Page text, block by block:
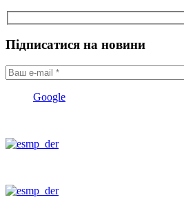
Підписатися на новини
Google